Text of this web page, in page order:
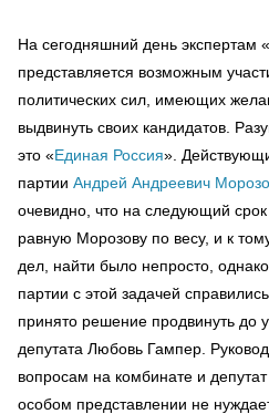
На сегодняшний день экспертам
представляется возможным
политических сил, имеющих
выдвинуть своих кандидатов.
это «Единая Россия».
партии Андрей Андреевич
очевидно, что на следующий
равную Морозову по весу, и к
дел, найти было непросто,
партии с этой задачей
принято решение продвинуть до
депутата Любовь Гампер.
вопросам на комбинате и
особом представлении не